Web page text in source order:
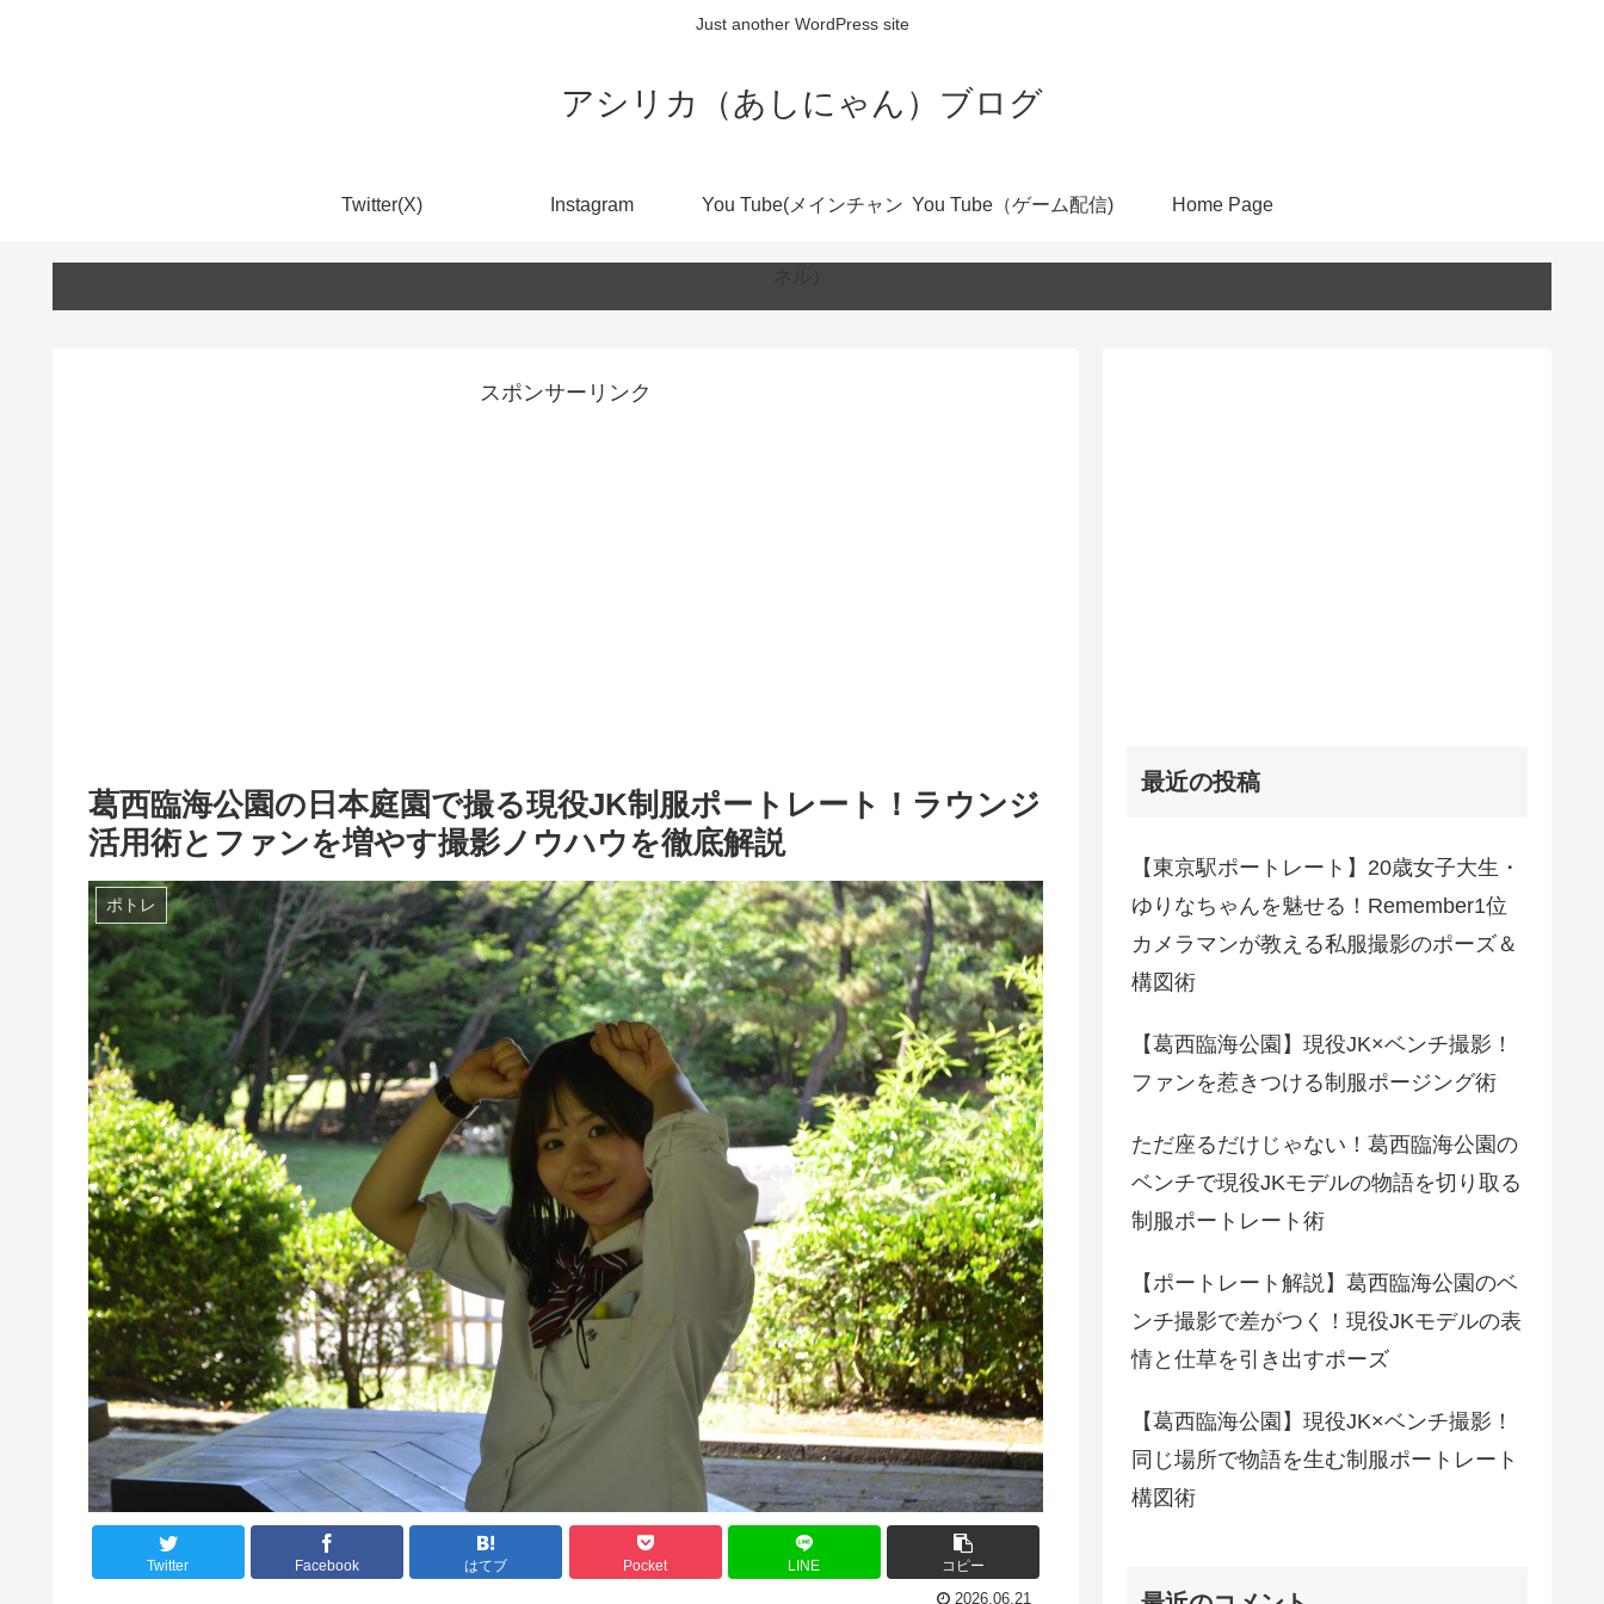
Just another WordPress site
アシリカ（あしにゃん）ブログ
Twitter(X) Instagram You Tube(メインチャン You Tube（ゲーム配信) Home Page
スポンサーリンク
葛西臨海公園の日本庭園で撮る現役JK制服ポートレート！ラウンジ
活用術とファンを増やす撮影ノウハウを徹底解説
ポトレ
Twitter Facebook はてブ Pocket LINE コピー
2026.06.21
最近の投稿
【東京駅ポートレート】20歳女子大生・
ゆりなちゃんを魅せる！Remember1位
カメラマンが教える私服撮影のポーズ＆
構図術
【葛西臨海公園】現役JK×ベンチ撮影！
ファンを惹きつける制服ポージング術
ただ座るだけじゃない！葛西臨海公園の
ベンチで現役JKモデルの物語を切り取る
制服ポートレート術
【ポートレート解説】葛西臨海公園のベ
ンチ撮影で差がつく！現役JKモデルの表
情と仕草を引き出すポーズ
【葛西臨海公園】現役JK×ベンチ撮影！
同じ場所で物語を生む制服ポートレート
構図術